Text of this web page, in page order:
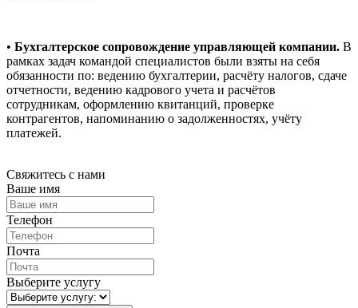
• Бухгалтерское сопровождение управляющей компании. В
рамках задач командой специалистов были взяты на себя
обязанности по: ведению бухгалтерии, расчёту налогов, сдаче
отчетности, ведению кадрового учета и расчётов
сотрудникам, оформлению квитанций, проверке
контрагентов, напоминанию о задолженностях, учёту
платежей.
Свяжитесь с нами
Ваше имя
Телефон
Почта
Выберите услугу